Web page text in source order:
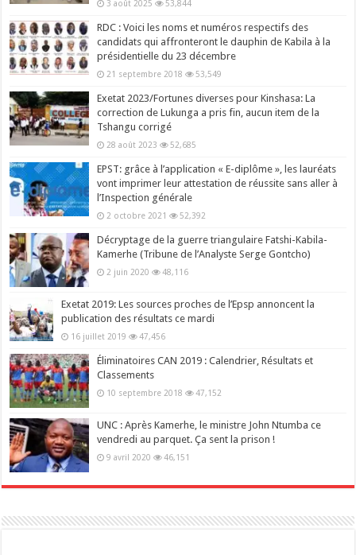
3 août 2025 53,844
RDC : Voici les noms et numéros respectifs des
candidats qui affronteront le dauphin de Kabila à la
présidentielle du 23 décembre
21 septembre 2018 53,549
Exetat 2023/Fortunes diverses pour Kinshasa: La
correction de Lukunga a pris fin, aucun item de la
Tshangu corrigé
28 août 2023 52,685
EPST: grâce à l’application « E-diplôme », les lauréats
vont imprimer leur attestation de réussite sans aller à
l’Inspection générale
2 octobre 2021 52,392
Décryptage de la guerre triangulaire Fatshi-Kabila-
Kamerhe (Tribune de l’Analyste Serge Gontcho)
2 juin 2020 48,116
Exetat 2019: Les sources proches de l’Epsp annoncent la
publication des résultats ce mardi
16 juillet 2019 47,456
Éliminatoires CAN 2019 : Calendrier, Résultats et
Classements
10 septembre 2018 47,152
UNC : Après Kamerhe, le ministre John Ntumba ce
vendredi au parquet. Ça sent la prison !
9 avril 2020 46,151